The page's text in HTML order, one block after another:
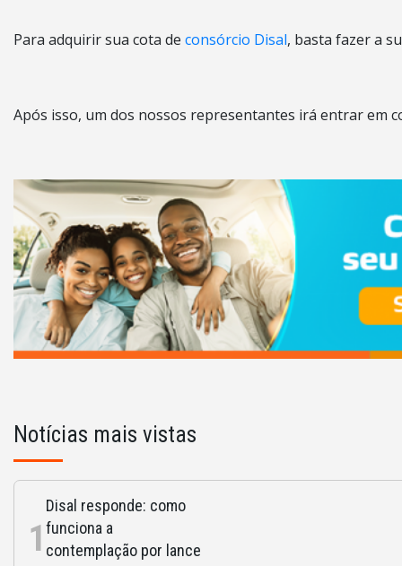
Para adquirir sua cota de consórcio Disal, basta fazer a
Após isso, um dos nossos representantes irá entrar em
Notícias mais vistas
1
Disal responde: como
funciona a
contemplação por lance